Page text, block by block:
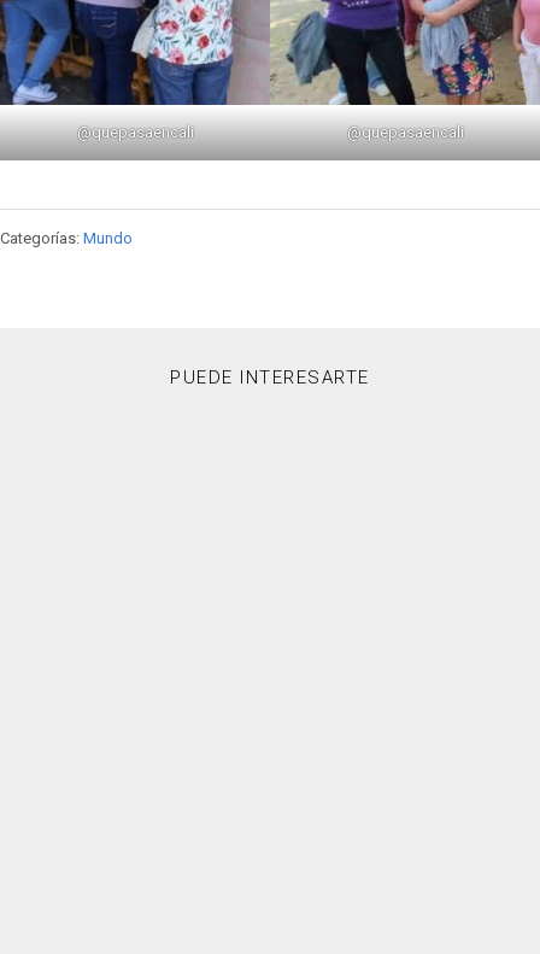
@quepasaencali @quepasaencali
Categorías: Mundo
PUEDE INTERESARTE